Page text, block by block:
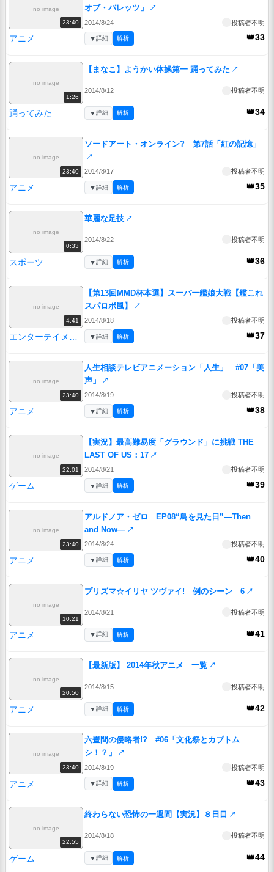
no image
23:40
オブ・バレッツ」
↗
2014/8/24 投稿者不明
アニメ 👑33
▼詳細 解析
no image
1:26
【まなこ】ようかい体操第一 踊ってみた ↗
2014/8/12 投稿者不明
踊ってみた 👑34
▼詳細 解析
no image
23:40
ソードアート・オンライン? 第7話「紅の記憶」
↗
2014/8/17 投稿者不明
アニメ 👑35
▼詳細 解析
no image
0:33
華麗な足技 ↗
2014/8/22 投稿者不明
スポーツ 👑36
▼詳細 解析
no image
4:41
【第13回MMD杯本選】スーパー艦娘大戦【艦これ
スパロボ風】
↗
2014/8/18 投稿者不明
👑37
▼詳細 解析
no image
23:40
人生相談テレビアニメーション「人生」 #07「美
声」
↗
2014/8/19 投稿者不明
アニメ 👑38
▼詳細 解析
no image
22:01
【実況】最高難易度「グラウンド」に挑戦 THE
LAST OF US：17 ↗
2014/8/21 投稿者不明
ゲーム 👑39
▼詳細 解析
no image
23:40
アルドノア・ゼロ EP08“鳥を見た日”―Then
and Now― ↗
2014/8/24 投稿者不明
アニメ 👑40
▼詳細 解析
no image
10:21
プリズマ☆イリヤ ツヴァイ! 例のシーン 6 ↗
2014/8/21 投稿者不明
アニメ 👑41
▼詳細 解析
no image
20:50
【最新版】 2014年秋アニメ 一覧 ↗
2014/8/15 投稿者不明
アニメ 👑42
▼詳細 解析
no image
23:40
六畳間の侵略者!? #06「文化祭とカブトム
シ！？」
↗
2014/8/19 投稿者不明
アニメ 👑43
▼詳細 解析
no image
22:55
終わらない恐怖の一週間【実況】８日目 ↗
2014/8/18 投稿者不明
ゲーム 👑44
▼詳細 解析